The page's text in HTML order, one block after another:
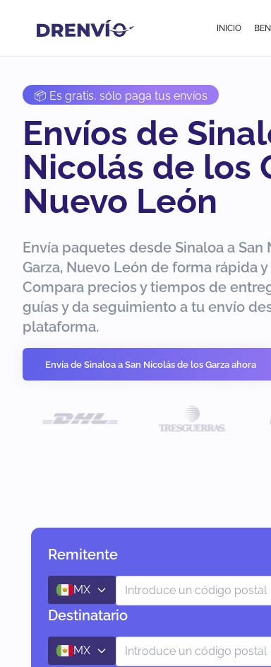
INICIO
📦 Es gratis, sólo paga tus envíos
Envíos de
Nicolás de los
Nuevo León
Envía paquetes desde Sinaloa a San
Garza, Nuevo León de forma rápida y
Compara precios y tiempos de
guías y da seguimiento a tu envío
plataforma.
Envía de Sinaloa a San Nicolás de los Garza ahora
Remitente
MX
Destinatario
MX